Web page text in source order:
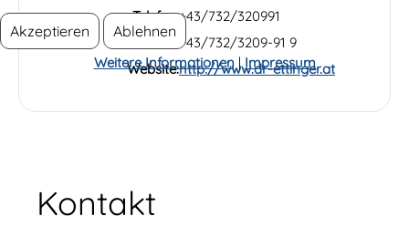
Telefon:+43/732/320991
Fax:
+43/732/3209-91 9
Website:http://www.dr-ettinger.at
Kontakt
Akzeptieren Ablehnen
Weitere Informationen|Impressum